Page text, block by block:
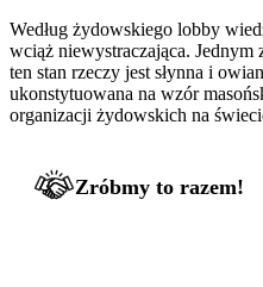
Według żydowskiego lobby
wciąż niewystraczająca.
ten stan rzeczy jest słynna i
ukonstytuowana na wzór
organizacji żydowskich na
Zróbmy to razem!